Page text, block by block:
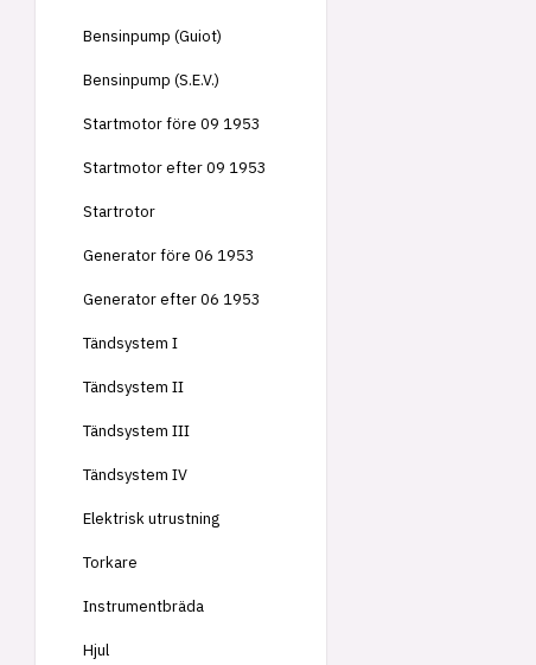
Bensinpump (Guiot)
Bensinpump (S.E.V.)
Startmotor före 09 1953
Startmotor efter 09 1953
Startrotor
Generator före 06 1953
Generator efter 06 1953
Tändsystem I
Tändsystem II
Tändsystem III
Tändsystem IV
Elektrisk utrustning
Torkare
Instrumentbräda
Hjul